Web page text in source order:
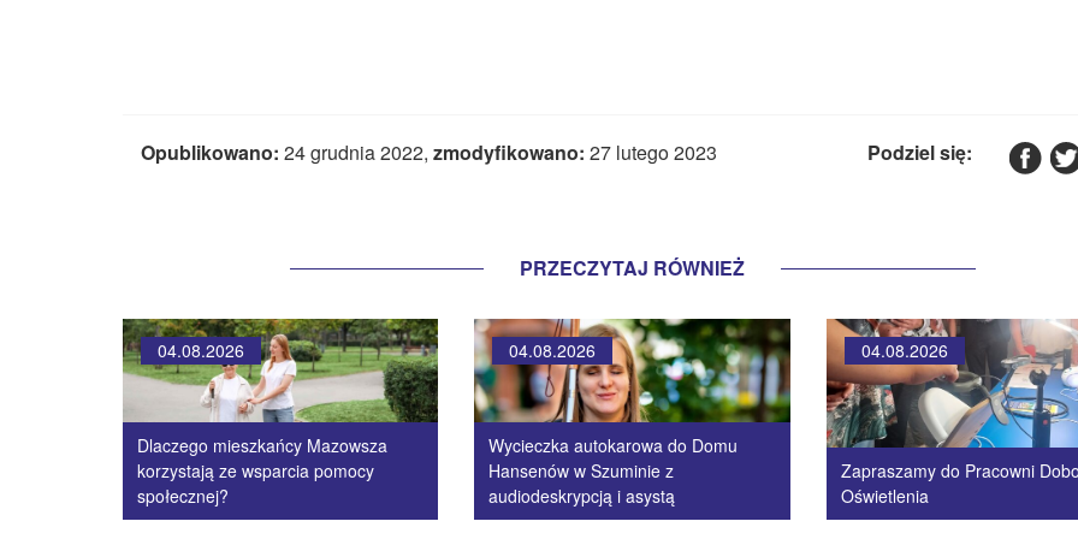
Opublikowano: 24 grudnia 2022, zmodyfikowano: 27 lutego 2023 Podziel się:
PRZECZYTAJ RÓWNIEŻ
04.08.2026
Dlaczego mieszkańcy Mazowsza
korzystają ze wsparcia pomocy
społecznej?
04.08.2026
Wycieczka autokarowa do Domu
Hansenów w Szuminie z
audiodeskrypcją i asystą
04.08.2026
Zapraszamy do Pracowni
Oświetlenia